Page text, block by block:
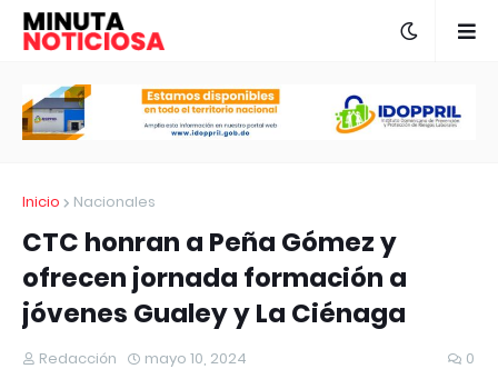
Inicio Nacionales
CTC honran a Peña Gómez y
ofrecen jornada formación a
jóvenes Gualey y La Ciénaga
Redacción mayo 10, 2024 0